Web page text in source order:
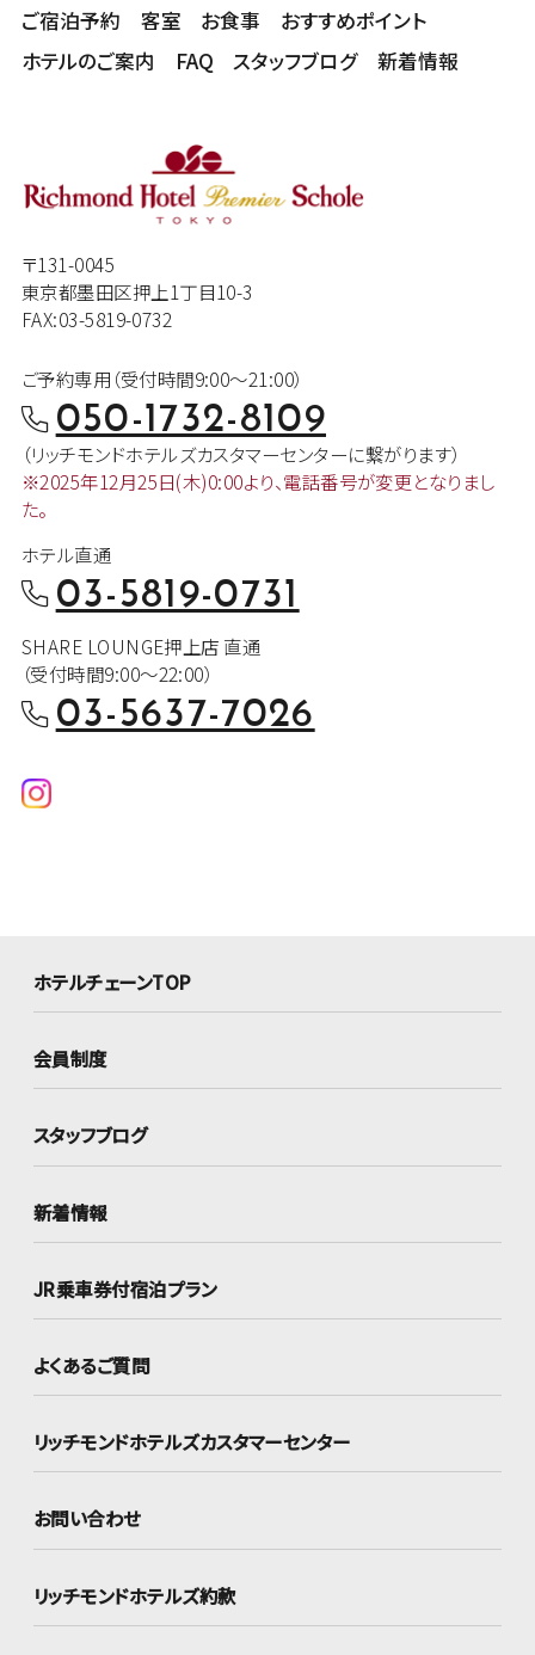
ご宿泊予約 客室 お食事
おすすめポイント
ホテルのご案内
FAQ スタッフブログ 新着情報
〒131-0045
東京都墨田区押上1丁目10-3
FAX:03-5819-0732
ご予約専用（受付時間9:00～21:00）
050-1732-8109
（リッチモンドホテルズカスタマーセンターに繋がります）
※2025年12月25日(木)0:00より、電話番号が変更となりまし
た。
ホテル直通
03-5819-0731
SHARE LOUNGE押上店 直通
（受付時間9:00～22:00）
03-5637-7026
ホテルチェーンTOP
会員制度
スタッフブログ
新着情報
JR乗車券付宿泊プラン
よくあるご質問
リッチモンドホテルズカスタマーセンター
お問い合わせ
リッチモンドホテルズ約款